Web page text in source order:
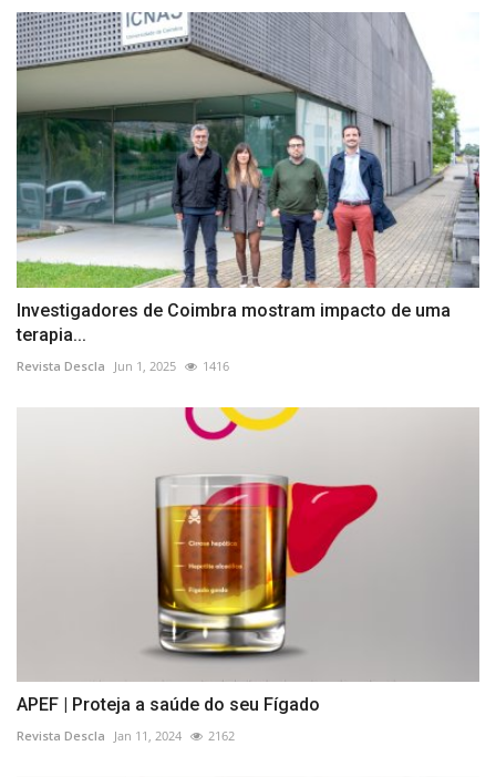
Investigadores de Coimbra mostram impacto de uma
terapia...
Revista Descla Jun 1, 2025 1416
APEF | Proteja a saúde do seu Fígado
Revista Descla Jan 11, 2024 2162